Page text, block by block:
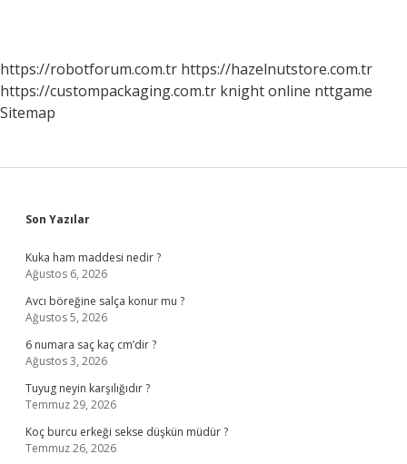
Mi
https://robotforum.com.tr https://hazelnutstore.com.tr
https://custompackaging.com.tr knight online nttgame
Sitemap
Sidebar
Son Yazılar
Kuka ham maddesi nedir ?
Ağustos 6, 2026
Avcı böreğine salça konur mu ?
Ağustos 5, 2026
6 numara saç kaç cm’dir ?
Ağustos 3, 2026
Tuyug neyin karşılığıdır ?
Temmuz 29, 2026
Koç burcu erkeği sekse düşkün müdür ?
Temmuz 26, 2026